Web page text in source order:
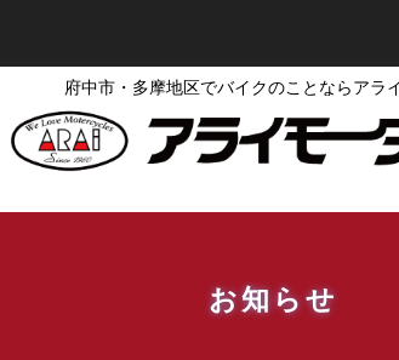
府中市・多摩地区でバイクのことならアラ
お知らせ